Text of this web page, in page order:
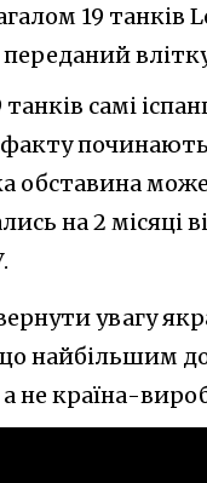
19 танків
самі
факту
обставина
на 2 місяці
увагу
найбільшим
а не країна-